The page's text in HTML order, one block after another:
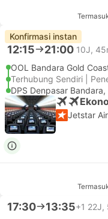
Konfirmasi instan
12:15 21:00 10J,
OOL Bandara Gold
Terhubung Sendiri |
DPS Denpasar Bandara,
Jetstar
17:30 13:35+1 22J,